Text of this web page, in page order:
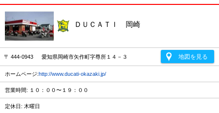
ＤＵＣＡＴＩ 岡崎
〒 444-0943 愛知県岡崎市矢作町字尊所１４－３ 地図を見る
ホームページ:http://www.ducati-okazaki.jp/
営業時間: １０：００〜１９：００
定休日: 木曜日